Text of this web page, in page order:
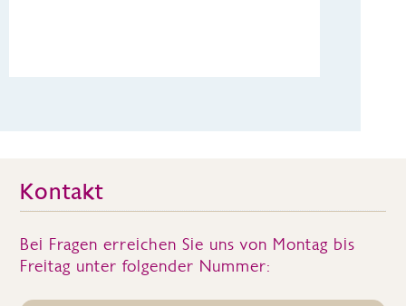
Kontakt
Bei Fragen erreichen Sie uns von Montag bis
Freitag unter folgender Nummer: